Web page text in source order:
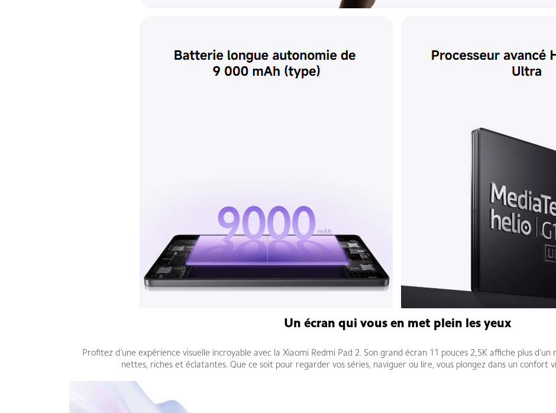
Un écran qui vous en met plein les yeux
Profitez d’une expérience visuelle incroyable avec la Xiaomi Redmi Pad 2. Son grand écran 11 pouces 2,5K affiche plus
nettes, riches et éclatantes. Que ce soit pour regarder vos séries, naviguer ou lire, vous plongez dans un confort